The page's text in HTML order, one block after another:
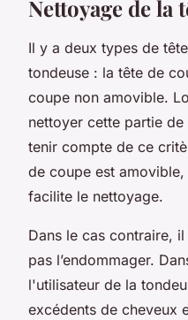
Nettoyage de la
Il y a deux types de
tondeuse : la tête de
coupe non amovible.
nettoyer cette partie de
tenir compte de ce
de coupe est
facilite le nettoyage.
Dans le cas contraire,
pas l’endommager.
l'utilisateur de la
excédents de cheveux